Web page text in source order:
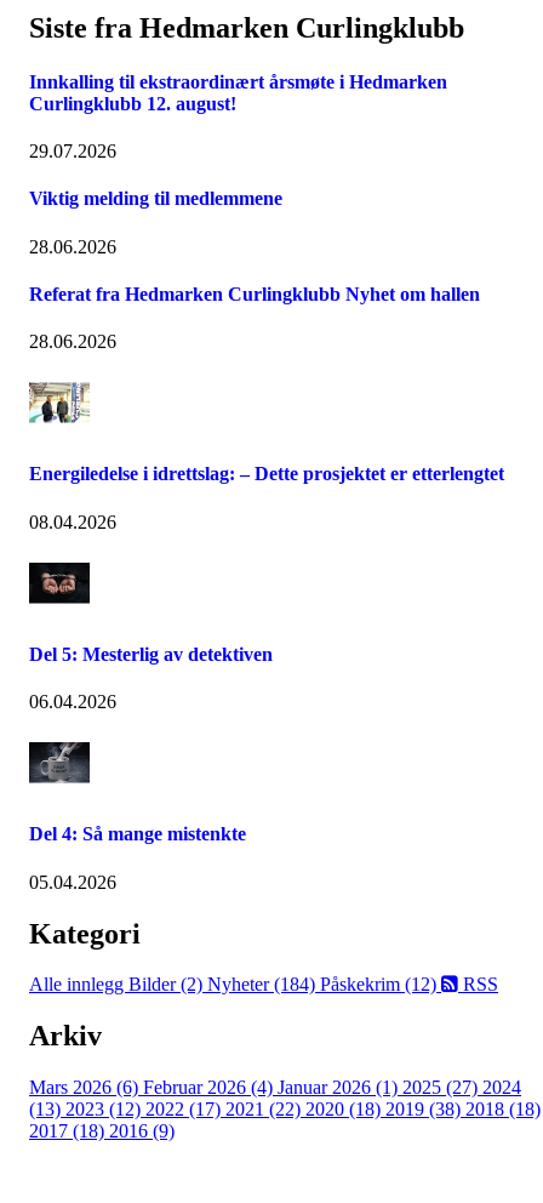
Siste fra Hedmarken Curlingklubb
Innkalling til ekstraordinært årsmøte i Hedmarken
Curlingklubb 12. august!
29.07.2026
Viktig melding til medlemmene
28.06.2026
Referat fra Hedmarken Curlingklubb Nyhet om hallen
28.06.2026
Energiledelse i idrettslag: – Dette prosjektet er etterlengtet
08.04.2026
Del 5: Mesterlig av detektiven
06.04.2026
Del 4: Så mange mistenkte
05.04.2026
Kategori
Alle innlegg Bilder (2) Nyheter (184) Påskekrim (12) RSS
Arkiv
Mars 2026 (6) Februar 2026 (4) Januar 2026 (1) 2025 (27) 2024
(13) 2023 (12) 2022 (17) 2021 (22) 2020 (18) 2019 (38) 2018 (18)
2017 (18) 2016 (9)